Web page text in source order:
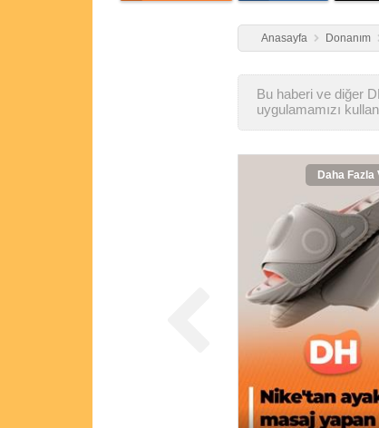
Anasayfa Donanım
Bu haberi ve diğer
uygulamamızı
Daha Fazla